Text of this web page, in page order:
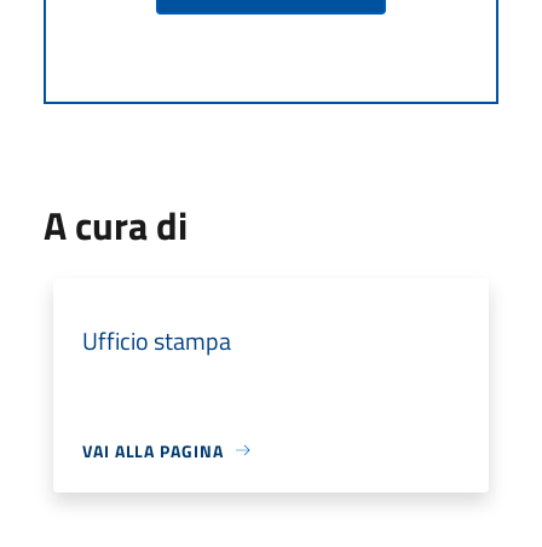
A cura di
Ufficio stampa
VAI ALLA PAGINA